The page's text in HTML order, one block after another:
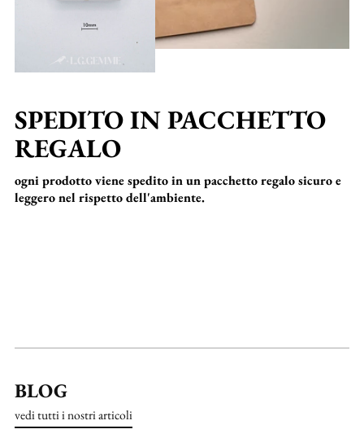
SPEDITO IN PACCHETTO
REGALO
ogni prodotto viene spedito in un pacchetto regalo sicuro e
leggero nel rispetto dell'ambiente.
BLOG
vedi tutti i nostri articoli